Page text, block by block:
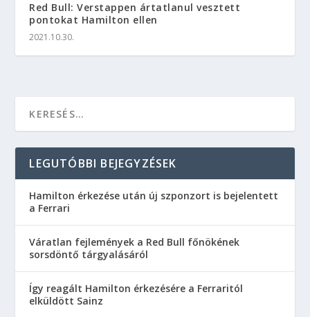
Red Bull: Verstappen ártatlanul vesztett
pontokat Hamilton ellen
2021.10.30.
LEGUTÓBBI BEJEGYZÉSEK
Hamilton érkezése után új szponzort is bejelentett
a Ferrari
Váratlan fejlemények a Red Bull főnökének
sorsdöntő tárgyalásáról
Így reagált Hamilton érkezésére a Ferraritól
elküldött Sainz